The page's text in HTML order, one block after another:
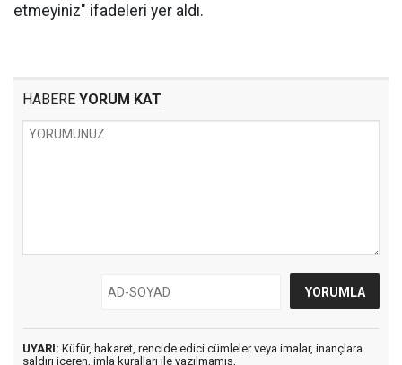
etmeyiniz" ifadeleri yer aldı.
HABERE YORUM KAT
UYARI: Küfür, hakaret, rencide edici cümleler veya imalar, inançlara
saldırı içeren, imla kuralları ile yazılmamış,